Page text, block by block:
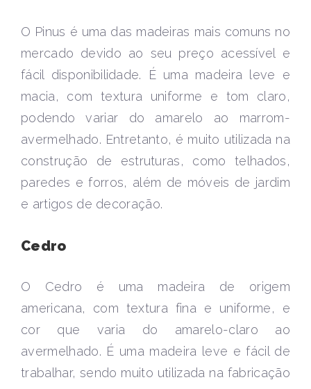
O Pinus é uma das madeiras mais comuns no
mercado devido ao seu preço acessível e
fácil disponibilidade. É uma madeira leve e
macia, com textura uniforme e tom claro,
podendo variar do amarelo ao marrom-
avermelhado. Entretanto, é muito utilizada na
construção de estruturas, como telhados,
paredes e forros, além de móveis de jardim
e artigos de decoração.
Cedro
O Cedro é uma madeira de origem
americana, com textura fina e uniforme, e
cor que varia do amarelo-claro ao
avermelhado. É uma madeira leve e fácil de
trabalhar, sendo muito utilizada na fabricação